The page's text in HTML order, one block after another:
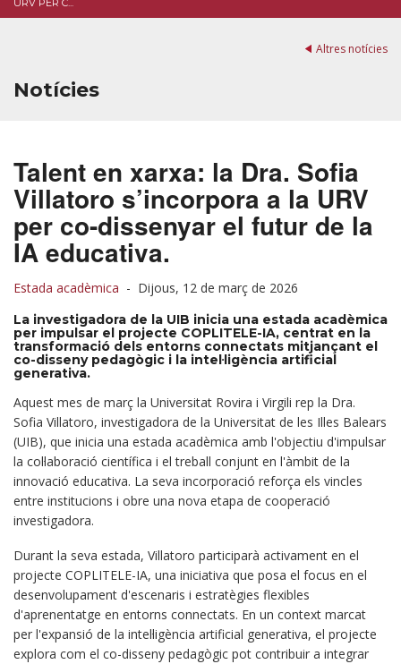
URV PER C...
Altres notícies
Notícies
Talent en xarxa: la Dra. Sofia
Villatoro s’incorpora a la URV
per co-dissenyar el futur de la
IA educativa.
Estada acadèmica - Dijous, 12 de març de 2026
La investigadora de la UIB inicia una estada acadèmica
per impulsar el projecte COPLITELE-IA, centrat en la
transformació dels entorns connectats mitjançant el
co-disseny pedagògic i la intel·ligència artificial
generativa.
Aquest mes de març la Universitat Rovira i Virgili rep la Dra.
Sofia Villatoro, investigadora de la Universitat de les Illes Balears
(UIB), que inicia una estada acadèmica amb l'objectiu d'impulsar
la col·laboració científica i el treball conjunt en l'àmbit de la
innovació educativa. La seva incorporació reforça els vincles
entre institucions i obre una nova etapa de cooperació
investigadora.
Durant la seva estada, Villatoro participarà activament en el
projecte COPLITELE-IA, una iniciativa que posa el focus en el
desenvolupament d'escenaris i estratègies flexibles
d'aprenentatge en entorns connectats. En un context marcat
per l'expansió de la intel·ligència artificial generativa, el projecte
explora com el co-disseny pedagògic pot contribuir a integrar